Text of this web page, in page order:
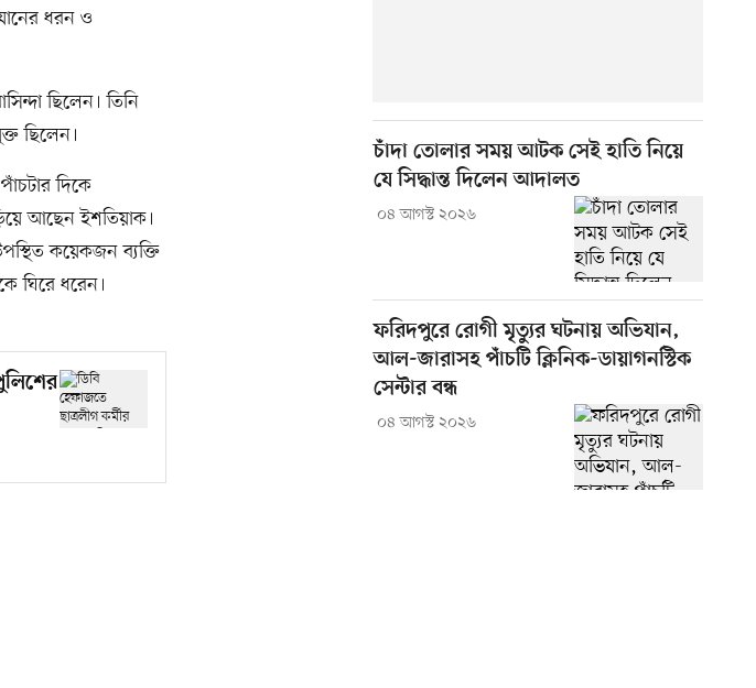
ধরন ও
ছিলেন। তিনি
ছিলেন।
দিকে
আছেন ইশতিয়াক।
কয়েকজন ব্যক্তি
ঘিরে ধরেন।
চাঁদা তোলার সময় আটক সেই হাতি নিয়ে
যে সিদ্ধান্ত দিলেন আদালত
০৪ আগস্ট ২০২৬
ফরিদপুরে রোগী মৃত্যুর ঘটনায় অভিযান,
আল-জারাসহ পাঁচটি ক্লিনিক-ডায়াগনস্টিক
সেন্টার বন্ধ
০৪ আগস্ট ২০২৬